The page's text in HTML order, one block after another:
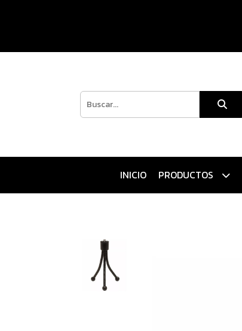
INICIO PRODUCTOS